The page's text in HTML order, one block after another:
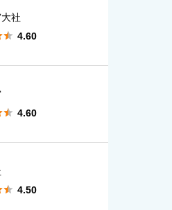
社
 4.60
 4.60
 4.50